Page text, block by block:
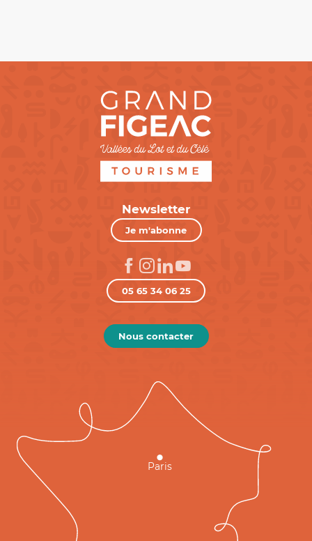
Newsletter
Je m'abonne
05 65 34 06 25
Nous contacter
Paris